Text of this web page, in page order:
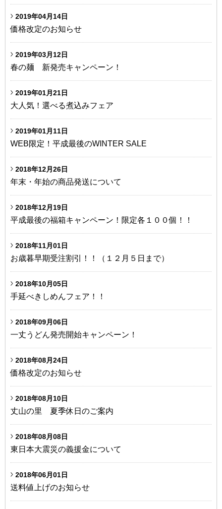
2019年04月14日
価格改定のお知らせ
2019年03月12日
春の麺 新発売キャンペーン！
2019年01月21日
大人気！選べる煮込みフェア
2019年01月11日
WEB限定！平成最後のWINTER SALE
2018年12月26日
年末・年始の商品発送について
2018年12月19日
平成最後の福箱キャンペーン！限定各１００個！！
2018年11月01日
お歳暮早期受注割引！！（１２月５日まで）
2018年10月05日
手延べきしめんフェア！！
2018年09月06日
一丈うどん発売開始キャンペーン！
2018年08月24日
価格改定のお知らせ
2018年08月10日
丈山の里 夏季休日のご案内
2018年08月08日
東日本大震災の義援金について
2018年06月01日
送料値上げのお知らせ